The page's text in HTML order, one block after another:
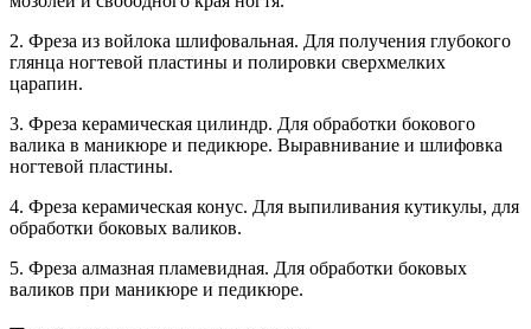
2. Фреза из войлока шлифовальная. Для получения глубокого
глянца ногтевой пластины и полировки сверхмелких
царапин.
3. Фреза керамическая цилиндр. Для обработки бокового
валика в маникюре и педикюре. Выравнивание и шлифовка
ногтевой пластины.
4. Фреза керамическая конус. Для выпиливания кутикулы, для
обработки боковых валиков.
5. Фреза алмазная пламевидная. Для обработки боковых
валиков при маникюре и педикюре.